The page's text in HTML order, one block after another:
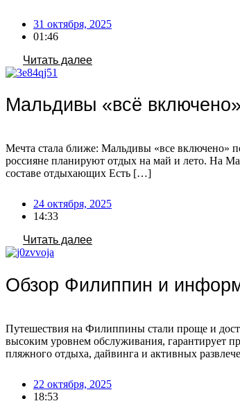
31 октября, 2025
01:46
Читать далее
Мальдивы «всё
Мечта стала ближе: Мальдивы «все включено»
россияне планируют отдых на май и лето. На
составе отдыхающих Есть […]
24 октября, 2025
14:33
Читать далее
Обзор Филиппин и
Путешествия на Филиппины стали проще и
высоким уровнем обслуживания, гарантирует
пляжного отдыха, дайвинга и активных
22 октября, 2025
18:53